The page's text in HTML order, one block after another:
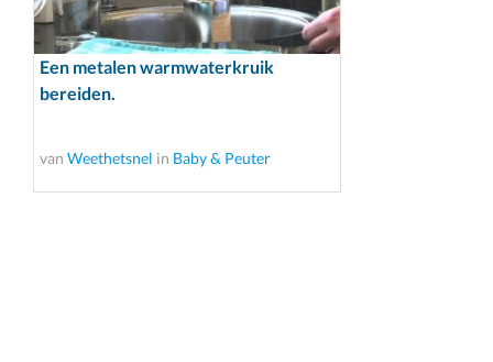
Een metalen warmwaterkruik
bereiden.
van Weethetsnel in Baby & Peuter